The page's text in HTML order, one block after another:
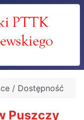
/ Dostępność
Puszczy